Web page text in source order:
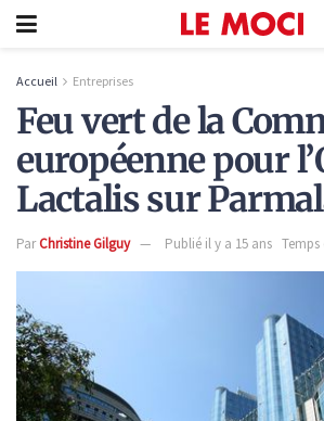
Accueil Entreprises
Feu vert de la
européenne pour
Lactalis sur
ParChristine Gilguy Publié il y a 15 ans Temps